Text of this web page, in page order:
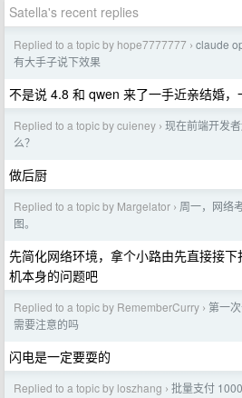
Satella's recent replies
Replied to a topic by hope7777777 › claude
有大手子说下效果
不是说 4.8 和 qwen 来了一手近亲结婚
Replied to a topic by cuieney › 现在前端开发
么？
做后厨
Replied to a topic by Margelator › 周一，网络
图。
先简化网络环境，拿个小路由先直接接
机本身的问题吧
Replied to a topic by RememberCurry › 第一
需要注意的吗
闪电是一定要耍的
Replied to a topic by loszhang › 批量支付